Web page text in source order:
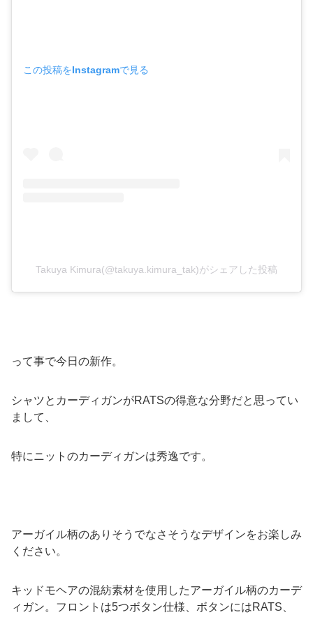
この投稿をInstagramで見る
Takuya Kimura(@takuya.kimura_tak)がシェアした投稿
って事で今日の新作。
シャツとカーディガンがRATSの得意な分野だと思ってい
まして、
特にニットのカーディガンは秀逸です。
アーガイル柄のありそうでなさそうなデザインをお楽しみ
ください。
キッドモヘアの混紡素材を使用したアーガイル柄のカーデ
ィガン。フロントは5つボタン仕様、ボタンにはRATS、